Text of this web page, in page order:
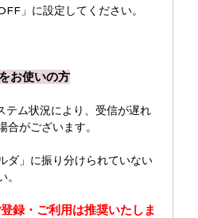
」に設定してください。
お使いの方
テム状況により、受信が遅れ
合がございます。
ダ」に振り分けられていない
録・ご利用は推奨いたしま